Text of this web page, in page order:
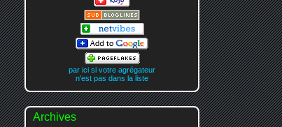
par ici si votre agrégateur
n'est pas dans la liste
Archives